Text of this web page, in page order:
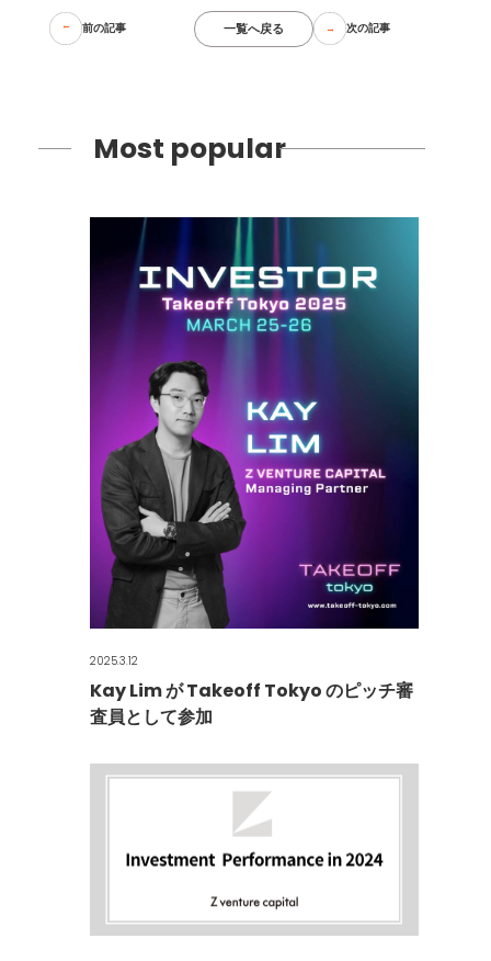
前の記事 一覧へ戻る 次の記事
Most popular
2025.3.12
Kay Lim が Takeoff Tokyo のピッチ審
査員として参加